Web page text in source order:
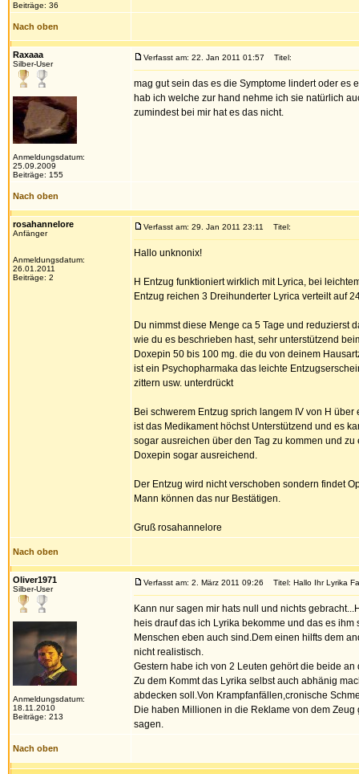
Beiträge: 36
Nach oben
Raxaaa
Silber-User
Anmeldungsdatum:
25.09.2009
Beiträge: 155
Verfasst am: 22. Jan 2011 01:57 Titel:
mag gut sein das es die Symptome lindert oder es
hab ich welche zur hand nehme ich sie natürlich
zumindest bei mir hat es das nicht.
Nach oben
rosahannelore
Anfänger
Anmeldungsdatum:
26.01.2011
Beiträge: 2
Verfasst am: 29. Jan 2011 23:11 Titel:
Hallo unknonix!
H Entzug funktioniert wirklich mit Lyrica, bei
Entzug reichen 3 Dreihunderter Lyrica verteilt auf
Du nimmst diese Menge ca 5 Tage und reduzierst
wie du es beschrieben hast, sehr unterstützend
Doxepin 50 bis 100 mg. die du von deinem
ist ein Psychopharmaka das leichte
zittern usw. unterdrückt
Bei schwerem Entzug sprich langem IV von H über
ist das Medikament höchst Unterstützend und es
sogar ausreichen über den Tag zu kommen und
Doxepin sogar ausreichend.
Der Entzug wird nicht verschoben sondern findet
Mann können das nur Bestätigen.
Gruß rosahannelore
Nach oben
Oliver1971
Silber-User
Anmeldungsdatum:
18.11.2010
Beiträge: 213
Verfasst am: 2. März 2011 09:26 Titel: Hallo Ihr Lyrika
Kann nur sagen mir hats null und nichts
heis drauf das ich Lyrika bekomme und das es
Menschen eben auch sind.Dem einen hilfts dem
nicht realistisch.
Gestern habe ich von 2 Leuten gehört die beide
Zu dem Kommt das Lyrika selbst auch abhänig
abdecken soll.Von Krampfanfällen,cronische
Die haben Millionen in die Reklame von dem
sagen.
Nach oben